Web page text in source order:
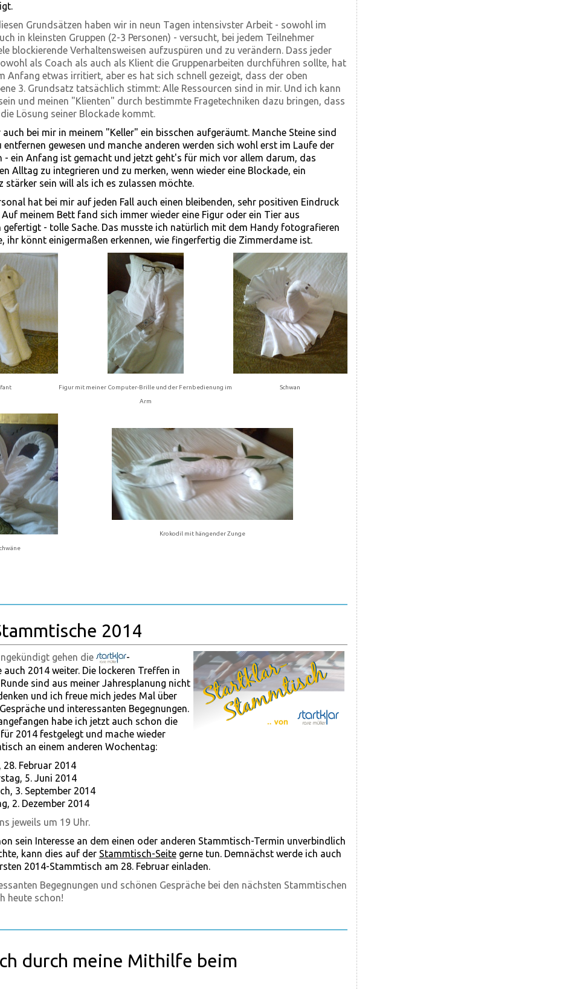
Grundsätzen haben wir in neun Tagen intensivster Arbeit - sowohl im
in kleinsten Gruppen (2-3 Personen) - versucht, bei jedem Teilnehmer
blockierende Verhaltensweisen aufzuspüren und zu verändern. Dass jeder
als Coach als auch als Klient die Gruppenarbeiten durchführen sollte, hat
Anfang etwas irritiert, aber es hat sich schnell gezeigt, dass der oben
3. Grundsatz tatsächlich stimmt: Alle Ressourcen sind in mir. Und ich kann
und meinen "Klienten" durch bestimmte Fragetechniken dazu bringen, dass
Lösung seiner Blockade kommt.
auch bei mir in meinem "Keller" ein bisschen aufgeräumt. Manche Steine sind
entfernen gewesen und manche anderen werden sich wohl erst im Laufe der
- ein Anfang ist gemacht und jetzt geht's für mich vor allem darum, das
Alltag zu integrieren und zu merken, wenn wieder eine Blockade, ein
stärker sein will als ich es zulassen möchte.
hat bei mir auf jeden Fall auch einen bleibenden, sehr positiven Eindruck
Auf meinem Bett fand sich immer wieder eine Figur oder ein Tier aus
gefertigt - tolle Sache. Das musste ich natürlich mit dem Handy fotografieren
ihr könnt einigermaßen erkennen, wie fingerfertig die Zimmerdame ist.
Figur mit meiner Computer-Brille und der Fernbedienung im
Arm
Schwan
Krokodil mit hängender Zunge
2014
gehen die
-
auch 2014 weiter. Die lockeren Treffen in
sind aus meiner Jahresplanung nicht
und ich freue mich jedes Mal über
und interessanten Begegnungen.
habe ich jetzt auch schon die
2014 festgelegt und mache wieder
an einem anderen Wochentag:
28. Februar 2014
5. Juni 2014
3. September 2014
2. Dezember 2014
jeweils um 19 Uhr.
sein Interesse an dem einen oder anderen Stammtisch-Termin unverbindlich
kann dies auf der Stammtisch-Seitegerne tun. Demnächst werde ich auch
2014-Stammtisch am 28. Februar einladen.
Begegnungen und schönen Gespräche bei den nächsten Stammtischen
heute schon!
durch meine Mithilfe beim